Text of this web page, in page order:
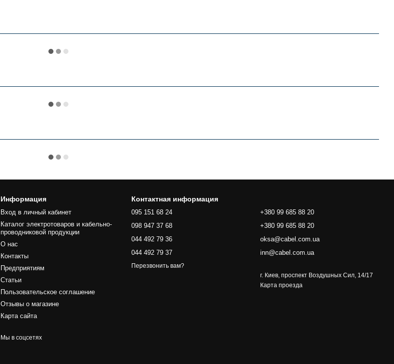
Информация
Вход в личный кабинет
Каталог электротоваров и кабельно-
проводниковой продукции
О нас
Контакты
Предприятиям
Статьи
Пользовательское соглашение
Отзывы о магазине
Карта сайта
Мы в соцсетях
Контактная информация
095 151 68 24
098 947 37 68
044 492 79 36
044 492 79 37
Перезвонить вам?
+380 99 685 88 20
+380 99 685 88 20
oksa@cabel.com.ua
inn@cabel.com.ua
г. Киев, проспект Воздушных Сил, 14/17
Карта проезда